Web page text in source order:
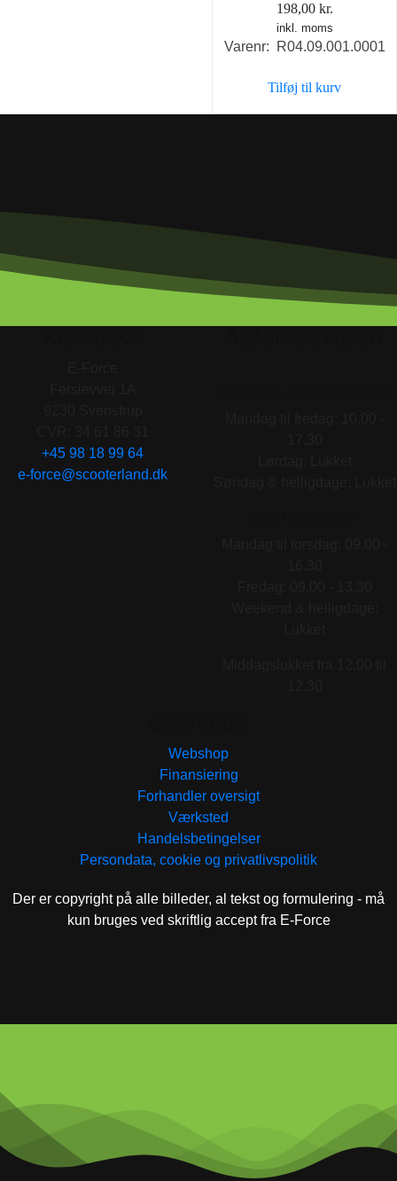
198,00 kr.
inkl. moms
Varenr: R04.09.001.0001
Tilføj til kurv
+45 98 18 99 64
e-force@scooterland.dk
Webshop
Finansiering
Forhandler oversigt
Værksted
Handelsbetingelser
Persondata, cookie og privatlivspolitik
Der er copyright på alle billeder, al tekst og formulering - må
kun bruges ved skriftlig accept fra E-Force